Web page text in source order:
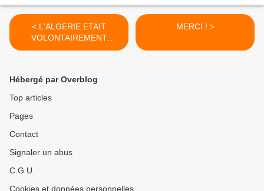
< L'ALGERIE ETAIT
VOLONTAIREMENT
ABSENTE DE LA
MERCI ! >
Hébergé par Overblog
Top articles
Pages
Contact
Signaler un abus
C.G.U.
Cookies et données personnelles